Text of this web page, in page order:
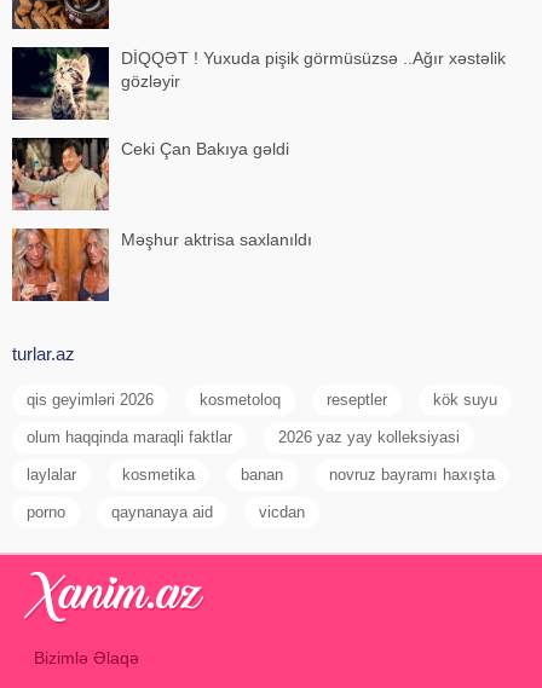
DİQQƏT ! Yuxuda pişik görmüsüzsə ..Ağır xəstəlik
gözləyir
Ceki Çan Bakıya gəldi
Məşhur aktrisa saxlanıldı
turlar.az
qis geyimləri 2026 kosmetoloq reseptler kök suyu
olum haqqinda maraqli faktlar 2026 yaz yay kolleksiyasi
laylalar kosmetika banan novruz bayramı haxışta
porno qaynanaya aid vicdan
Bizimlə Əlaqə